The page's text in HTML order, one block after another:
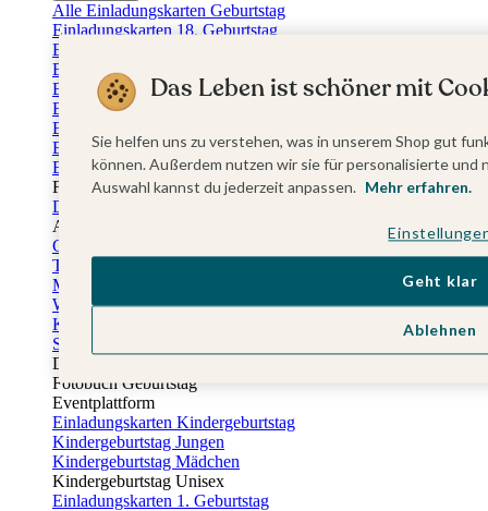
Alle Einladungskarten Geburtstag
Einladungskarten 18. Geburtstag
Einladungskarten 30. Geburtstag
Einladungskarten 40. Geburtstag
Einladungskarten 50. Geburtstag
Einladungskarten 60. Geburtstag
Einladungskarten 70. Geburtstag
Einladungskarten 80. Geburtstag
Einladungskarten 90. Geburtstag
Für jedes Alter
Doppelgeburtstag Einladungen
Alle Geburtstagsextras
Gästebücher Geburtstag
Tischkarten Geburtstag
Menükarten Geburtstag
Weinetiketten Geburtstag
Kartenbox Geburtstag
Save the Date Karten
Dankeskarten Geburtstag
Fotobuch Geburtstag
Eventplattform
Einladungskarten Kindergeburtstag
Kindergeburtstag Jungen
Kindergeburtstag Mädchen
Kindergeburtstag Unisex
Einladungskarten 1. Geburtstag
Das Leben ist schöner mit
Sie helfen uns zu verstehen, was in unserem Shop gut
können. Außerdem nutzen wir sie für personalisierte
Auswahl kannst du jederzeit anpassen. Mehr erfahren.
Ablehnen
Geht klar